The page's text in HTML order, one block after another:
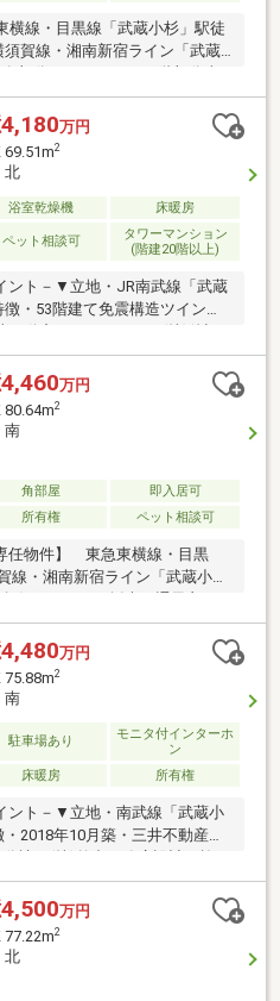
線・目黒線「武蔵小杉」駅徒
賀線・湘南新宿ライン「武蔵
部分について ・11階部分南
・通風・開放感良好です・玄関
ーズインクローゼット有・1418
のトランクルームがございま
グには床暖房が設置されており
ルコニー・全室窓有り◆共用部
を設けた緑の多い環境・免震
内廊下設計・各階に２４時間ゴ
がございます・24時間有人管
ービス有
万円
69.51m2
北
浴室乾燥機 床暖房
ペット相談可
タワーマンション
(階建20階以上)
ント－▼立地・JR南武線「武蔵
・53階建て免震構造ツインタ
不動産レジデンシャル(株)他旧
計・施工・WIC、SIC等、随所
バルコニーに面する設計・ペッ
備・食洗機、浄水器、ディス
1418サイズの浴室・24時間ゴ
ステーション※専有面積にトラ
米を含む(使用料無償)■ ご希望の
いします ━━━━━・・・物件の
にお問い合わせください。
万円
80.64m2
南
角部屋
即入居可
所有権 ペット相談可
任物件】 東急東横線・目黒
線・湘南新宿ライン「武蔵小
住戸につき、採光・通風良
を確保・LDにはTES温水式床暖
・ディスポーザー設置・約1.3畳
、約0.8畳の納戸を確保・1620サ
・2018年10月築・各階に24時間
場・ペット飼育可（飼育細則
、コンシェルジュサービス有イ
946円 コミュニティ形成費：
万円
75.88m2
南
駐車場あり
モニタ付インターホ
ン
床暖房 所有権
ント－▼立地・南武線「武蔵小
2018年10月築・三井不動産レ
分譲、(株)竹中工務店設計・施
業効率の良いL字型の対面式キ
収納有・LD含む2室に面する南
トと暮らせます(細則有)・各階
タワーズイーストと合わせて28
部有償)▼設備・床暖房(LD)・
万円
77.22m2
北